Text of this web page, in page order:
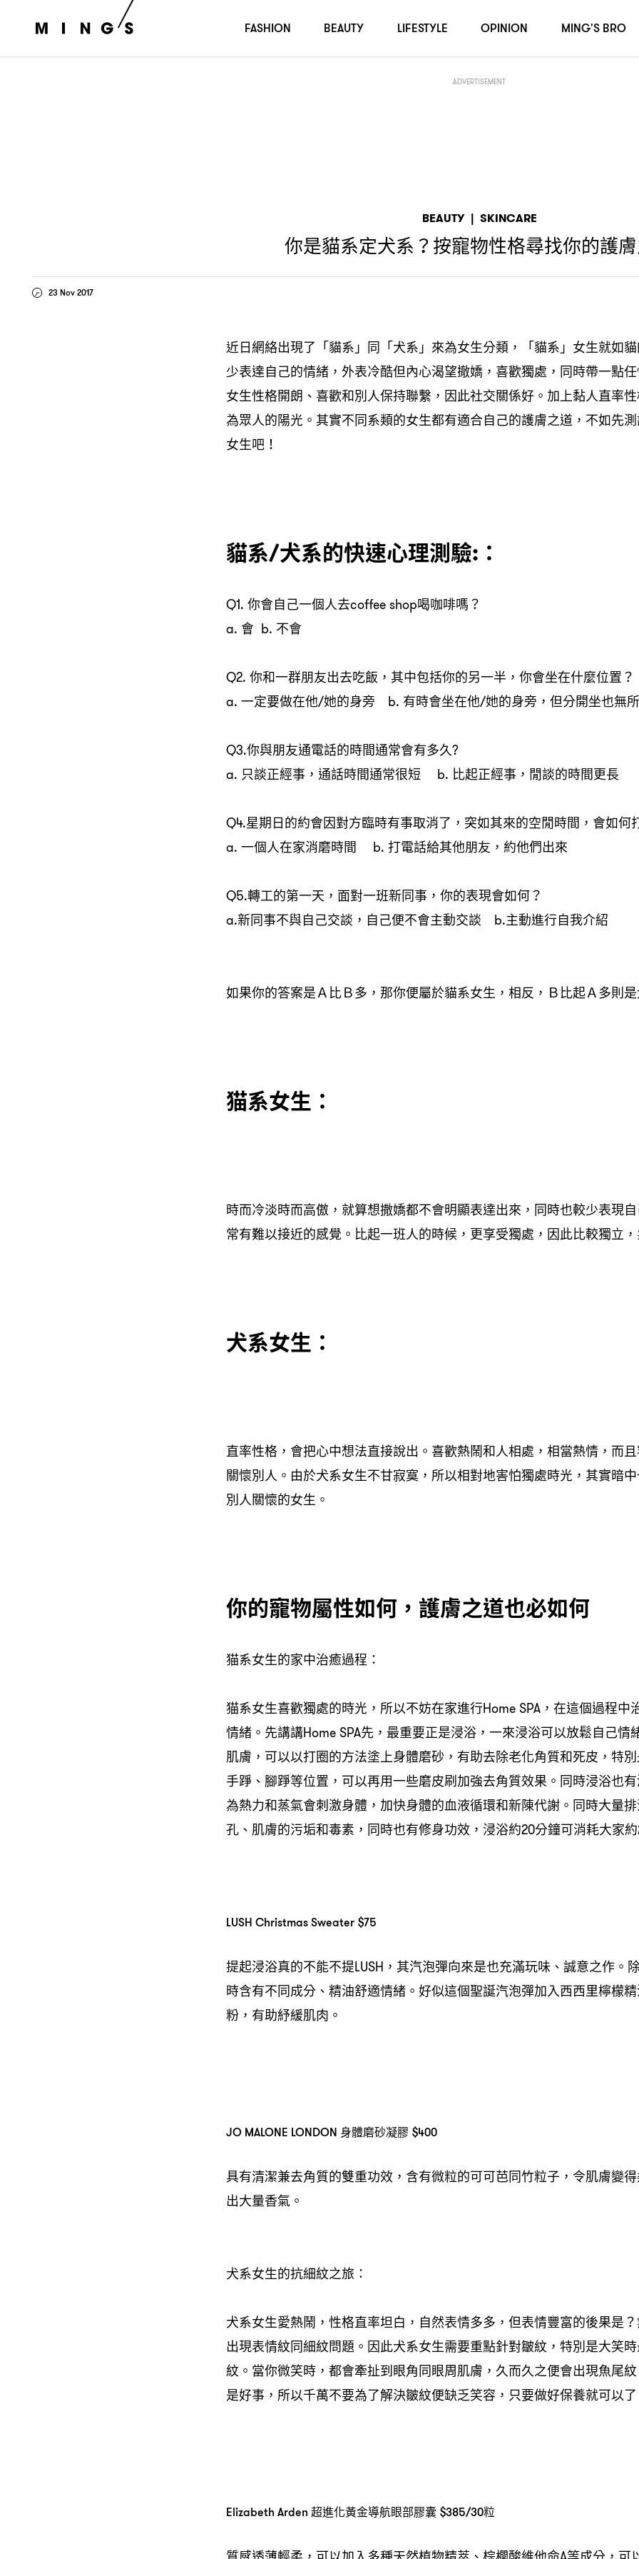
ADVERTISEMENT
BEAUTY | SKINCARE
你是貓系定犬系 ？按寵物性格尋找你的護
23 Nov 2017
近日網絡出現了「貓系」同「犬系」來為女生分類，「貓系」女生就如
少表達自己的情緒，外表冷酷但內心渴望撤嬌，喜歡獨處，同時帶一點
女生性格開朗、喜歡和別人保持聯繫，因此社交關係好。加上黏人直率
為眾人的陽光。其實不同系類的女生都有適合自己的護膚之道，不如先
女生吧！
貓系/犬系的快速心理測驗:：
Q1. 你會自己一個人去coffee shop喝咖啡嗎？
a. 會 b. 不會
Q2. 你和一群朋友出去吃飯，其中包括你的另一半，你會坐在什麼位置？
a. 一定要做在他/她的身旁 b. 有時會坐在他/她的身旁，但分開坐也無
Q3.你與朋友通電話的時間通常會有多久?
a. 只談正經事，通話時間通常很短 b. 比起正經事，閒談的時間更長
Q4.星期日的約會因對方臨時有事取消了，突如其來的空閒時間，會如何
a. 一個人在家消磨時間 b. 打電話給其他朋友，約他們出來
Q5.轉工的第一天，面對一班新同事，你的表現會如何？
a.新同事不與自己交談，自己便不會主動交談 b.主動進行自我介紹
如果你的答案是Ａ比Ｂ多，那你便屬於貓系女生，相反，Ｂ比起Ａ多則是
猫系女生：
時而冷淡時而高傲，就算想撒嬌都不會明顯表達出來，同時也較少表現
常有難以接近的感覺。比起一班人的時候，更享受獨處，因此比較獨立，
犬系女生：
直率性格，會把心中想法直接說出。喜歡熱鬧和人相處，相當熱情，而
關懷別人。由於犬系女生不甘寂寞，所以相對地害怕獨處時光，其實暗
別人關懷的女生。
你的寵物屬性如何，護膚之道也必如何
猫系女生的家中治癒過程：
猫系女生喜歡獨處的時光，所以不妨在家進行Home SPA，在這個過程中
情緒。先講講Home SPA先，最重要正是浸浴，一來浸浴可以放鬆自己情
肌膚，可以以打圈的方法塗上身體磨砂，有助去除老化角質和死皮，特
手踭、腳踭等位置， 可以再用一些磨皮刷加強去角質效果。同時浸浴也
為熱力和蒸氣會刺激身體，加快身體的血液循環和新陳代謝。 同時大量
孔、肌膚的污垢和毒素， 同時也有修身功效，浸浴約20分鐘可消耗大家約
LUSH Christmas Sweater $75
提起浸浴真的不能不提LUSH，其汽泡彈向來是也充滿玩味、誠意之作。
時含有不同成分、精油舒適情緒。好似這個聖誕汽泡彈加入西西里檸檬
粉，有助紓緩肌肉。
JO MALONE LONDON 身體磨砂凝膠 $400
具有清潔兼去角質的雙重功效，含有微粒的可可芭同竹粒子，令肌膚變
出大量香氣。
犬系女生的抗細紋之旅：
犬系女生愛熱鬧，性格直率坦白，自然表情多多，但表情豐富的後果是
出現表情紋同細紋問題。因此犬系女生需要重點針對皺紋，特別是大笑
紋。當你微笑時，都會牽扯到眼角同眼周肌膚，久而久之便會出現魚尾
是好事，所以千萬不要為了解決皺紋便缺乏笑容，只要做好保養就可以了
Elizabeth Arden 超進化黃金導航眼部膠囊 $385/30粒
FASHION BEAUTY LIFESTYLE OPINION MING'S BRO
你是貓系定犬系